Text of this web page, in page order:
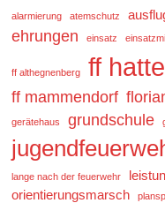
alarmierung atemschutz
ehrungen einsatz
ff althegnenberg ff
ff mammendorf
gerätehaus grundschule
lange nach der feuerwehr
orientierungsmarsch